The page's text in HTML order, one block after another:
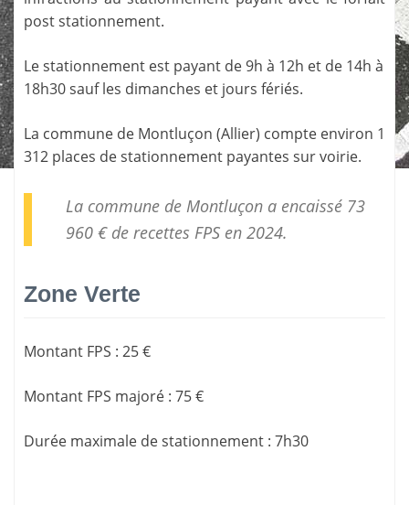
post stationnement.
Le stationnement est payant de 9h à 12h et de 14h à
18h30 sauf les dimanches et jours fériés.
La commune de Montluçon (Allier) compte environ 1
312 places de stationnement payantes sur voirie.
La commune de Montluçon a encaissé 73
960 € de recettes FPSen 2024.
Zone Verte
Montant FPS : 25 €
Montant FPS majoré : 75 €
Durée maximale de stationnement : 7h30